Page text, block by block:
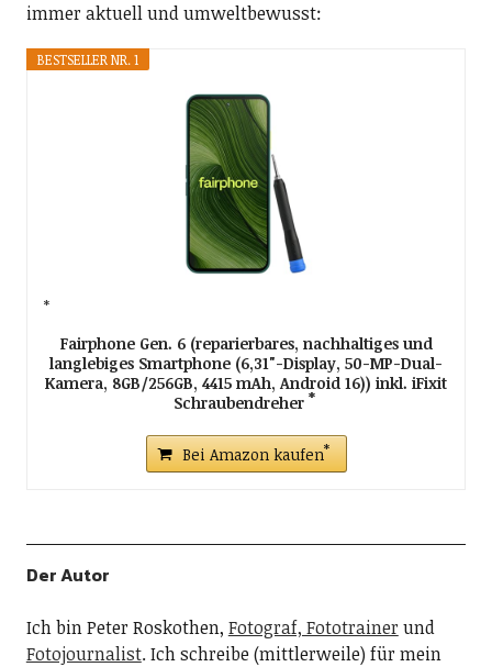
immer aktuell und umweltbewusst:
BESTSELLER NR. 1
Fairphone Gen. 6 (reparierbares, nachhaltiges und
langlebiges Smartphone (6,31"-Display, 50-MP-Dual-
Kamera, 8GB/256GB, 4415 mAh, Android 16)) inkl. iFixit
Schraubendreher
Bei Amazon kaufen
Der Autor
Ich bin Peter Roskothen, Fotograf, Fototrainer und
Fotojournalist. Ich schreibe (mittlerweile) für mein